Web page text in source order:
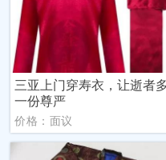
三亚上门穿寿衣，让逝者
一份尊严
价格：面议